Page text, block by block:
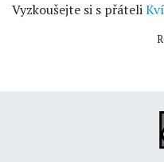
Vyzkoušejte si s přáteli